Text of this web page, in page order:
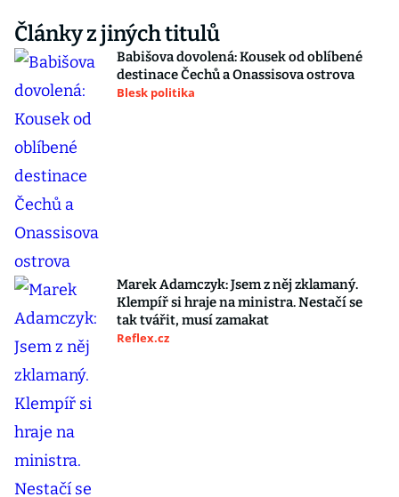
Články z jiných titulů
Babišova dovolená: Kousek od oblíbené
destinace Čechů a Onassisova ostrova
Blesk politika
Marek Adamczyk: Jsem z něj zklamaný.
Klempíř si hraje na ministra. Nestačí se
tak tvářit, musí zamakat
Reflex.cz